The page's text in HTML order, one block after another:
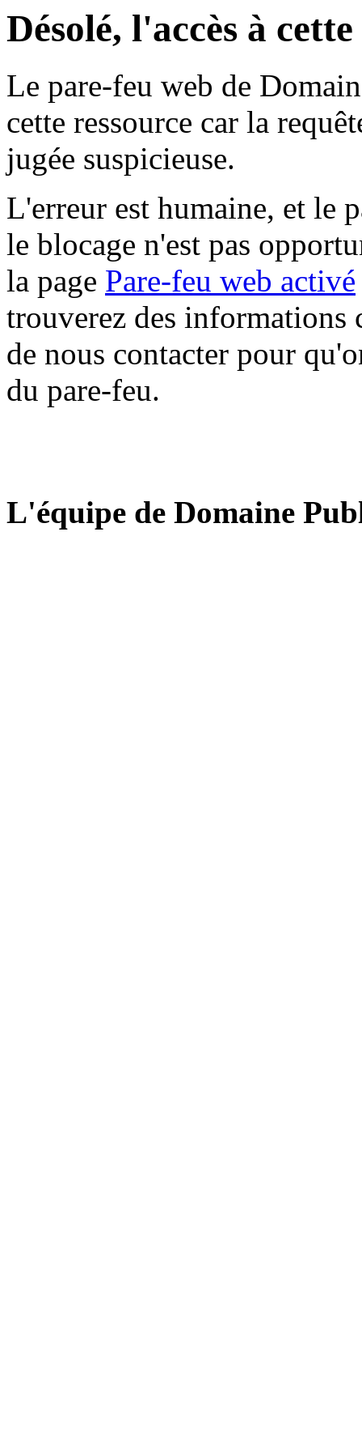
Désolé, l'accès à
Le pare-feu web de
cette ressource car la
jugée suspicieuse.
L'erreur est humaine, et le
le blocage n'est pas
la page Pare-feu web activé
trouverez des informations
de nous contacter pour
du pare-feu.
L'équipe de Domaine